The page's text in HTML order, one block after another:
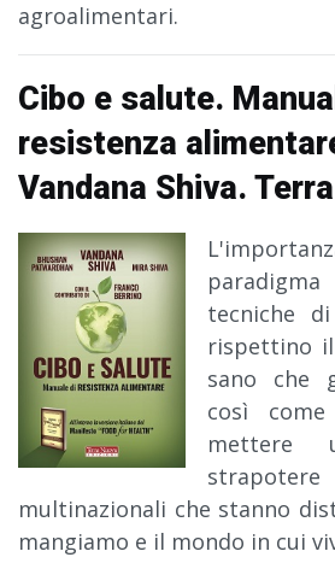
agroalimentari.
Cibo e salute.
resistenza
Vandana Shiva.
tecniche
rispettino
sano che
così
mettere
multinazionali che stanno
mangiamo e il mondo in cui